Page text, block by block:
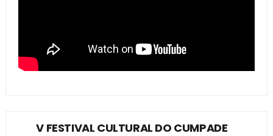
V FESTIVAL CULTURAL DO CUMPADE